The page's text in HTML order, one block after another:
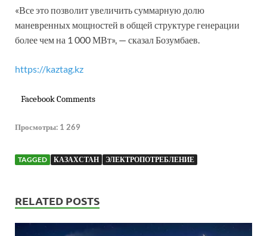
«Все это позволит увеличить суммарную долю
маневренных мощностей в общей структуре генерации
более чем на 1 000 МВт», — сказал Бозумбаев.
https://kaztag.kz
Facebook Comments
Просмотры: 1 269
TAGGED КАЗАХСТАН ЭЛЕКТРОПОТРЕБЛЕНИЕ
RELATED POSTS